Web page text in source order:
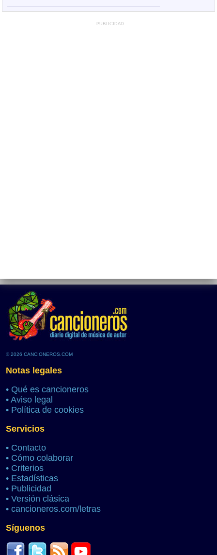
PUBLICIDAD
© 2026 CANCIONEROS.COM
Notas legales
• Qué es cancioneros
• Aviso legal
• Política de cookies
Servicios
• Contacto
• Cómo colaborar
• Criterios
• Estadísticas
• Publicidad
• Versión clásica
• cancioneros.com/letras
Síguenos